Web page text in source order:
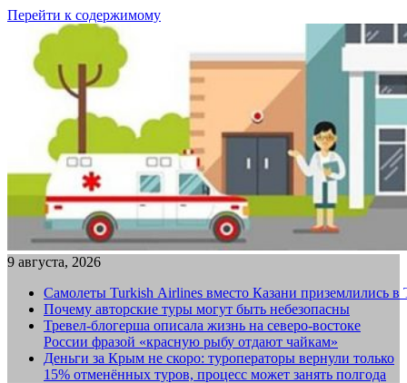
Перейти к содержимому
9 августа, 2026
Самолеты Turkish Airlines вместо Казани приземлились в
Почему авторские туры могут быть небезопасны
Тревел-блогерша описала жизнь на северо-востоке
России фразой «красную рыбу отдают чайкам»
Деньги за Крым не скоро: туроператоры вернули только
15% отменённых туров, процесс может занять полгода